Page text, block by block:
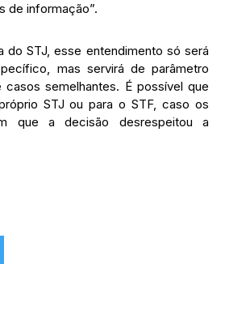
de informação”.
do STJ, esse entendimento só será
mas servirá de parâmetro
semelhantes. É possível que
STJ ou para o STF, caso os
que a decisão desrespeitou a